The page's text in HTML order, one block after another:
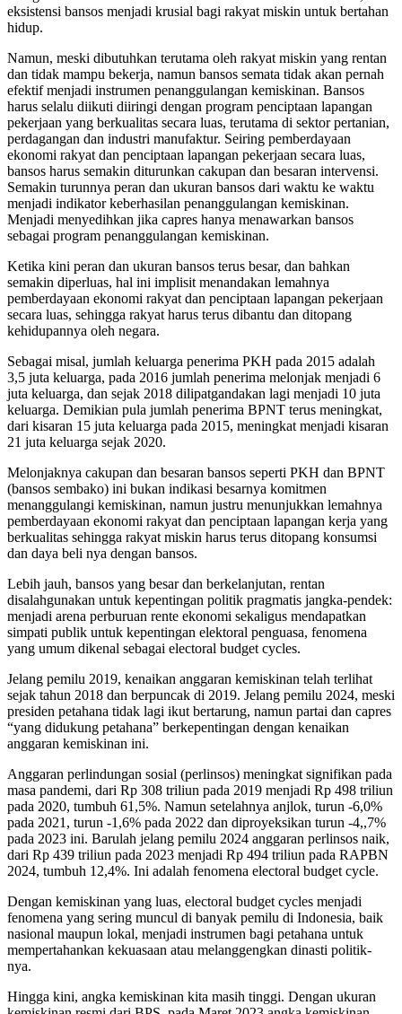
eksistensi bansos menjadi krusial bagi rakyat miskin untuk bertahan
hidup.
Namun, meski dibutuhkan terutama oleh rakyat miskin yang rentan
dan tidak mampu bekerja, namun bansos semata tidak akan pernah
efektif menjadi instrumen penanggulangan kemiskinan. Bansos
harus selalu diikuti diiringi dengan program penciptaan lapangan
pekerjaan yang berkualitas secara luas, terutama di sektor pertanian,
perdagangan dan industri manufaktur. Seiring pemberdayaan
ekonomi rakyat dan penciptaan lapangan pekerjaan secara luas,
bansos harus semakin diturunkan cakupan dan besaran intervensi.
Semakin turunnya peran dan ukuran bansos dari waktu ke waktu
menjadi indikator keberhasilan penanggulangan kemiskinan.
Menjadi menyedihkan jika capres hanya menawarkan bansos
sebagai program penanggulangan kemiskinan.
Ketika kini peran dan ukuran bansos terus besar, dan bahkan
semakin diperluas, hal ini implisit menandakan lemahnya
pemberdayaan ekonomi rakyat dan penciptaan lapangan pekerjaan
secara luas, sehingga rakyat harus terus dibantu dan ditopang
kehidupannya oleh negara.
Sebagai misal, jumlah keluarga penerima PKH pada 2015 adalah
3,5 juta keluarga, pada 2016 jumlah penerima melonjak menjadi 6
juta keluarga, dan sejak 2018 dilipatgandakan lagi menjadi 10 juta
keluarga. Demikian pula jumlah penerima BPNT terus meningkat,
dari kisaran 15 juta keluarga pada 2015, meningkat menjadi kisaran
21 juta keluarga sejak 2020.
Melonjaknya cakupan dan besaran bansos seperti PKH dan BPNT
(bansos sembako) ini bukan indikasi besarnya komitmen
menanggulangi kemiskinan, namun justru menunjukkan lemahnya
pemberdayaan ekonomi rakyat dan penciptaan lapangan kerja yang
berkualitas sehingga rakyat miskin harus terus ditopang konsumsi
dan daya beli nya dengan bansos.
Lebih jauh, bansos yang besar dan berkelanjutan, rentan
disalahgunakan untuk kepentingan politik pragmatis jangka-pendek:
menjadi arena perburuan rente ekonomi sekaligus mendapatkan
simpati publik untuk kepentingan elektoral penguasa, fenomena
yang umum dikenal sebagai electoral budget cycles.
Jelang pemilu 2019, kenaikan anggaran kemiskinan telah terlihat
sejak tahun 2018 dan berpuncak di 2019. Jelang pemilu 2024, meski
presiden petahana tidak lagi ikut bertarung, namun partai dan capres
“yang didukung petahana” berkepentingan dengan kenaikan
anggaran kemiskinan ini.
Anggaran perlindungan sosial (perlinsos) meningkat signifikan pada
masa pandemi, dari Rp 308 triliun pada 2019 menjadi Rp 498 triliun
pada 2020, tumbuh 61,5%. Namun setelahnya anjlok, turun -6,0%
pada 2021, turun -1,6% pada 2022 dan diproyeksikan turun -4,,7%
pada 2023 ini. Barulah jelang pemilu 2024 anggaran perlinsos naik,
dari Rp 439 triliun pada 2023 menjadi Rp 494 triliun pada RAPBN
2024, tumbuh 12,4%. Ini adalah fenomena electoral budget cycle.
Dengan kemiskinan yang luas, electoral budget cycles menjadi
fenomena yang sering muncul di banyak pemilu di Indonesia, baik
nasional maupun lokal, menjadi instrumen bagi petahana untuk
mempertahankan kekuasaan atau melanggengkan dinasti politik-
nya.
Hingga kini, angka kemiskinan kita masih tinggi. Dengan ukuran